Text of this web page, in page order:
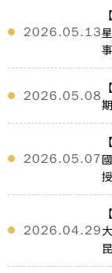
2026.05.13
2026.05.08
2026.05.07
2026.04.29